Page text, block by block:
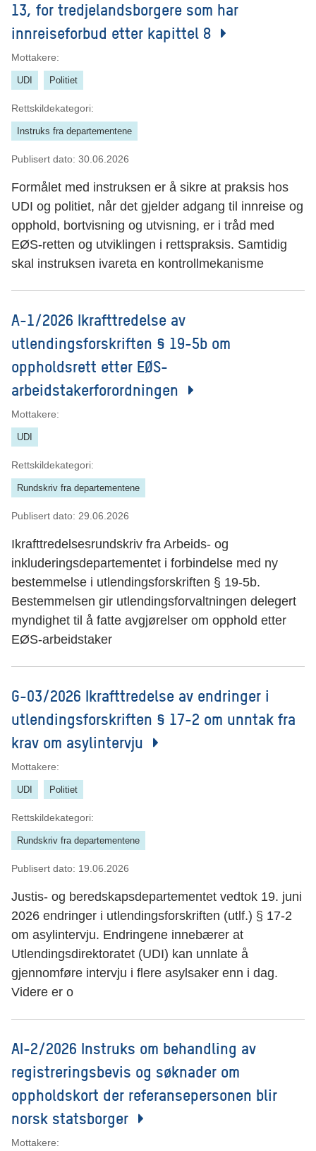
13, for tredjelandsborgere som har
innreiseforbud etter kapittel 8
Mottakere:
UDI Politiet
Rettskildekategori:
Instruks fra departementene
Publisert dato: 30.06.2026
Formålet med instruksen er å sikre at praksis hos
UDI og politiet, når det gjelder adgang til innreise og
opphold, bortvisning og utvisning, er i tråd med
EØS-retten og utviklingen i rettspraksis. Samtidig
skal instruksen ivareta en kontrollmekanisme
A-1/2026 Ikrafttredelse av
utlendingsforskriften § 19-5b om
oppholdsrett etter EØS-
arbeidstakerforordningen
Mottakere:
UDI
Rettskildekategori:
Rundskriv fra departementene
Publisert dato: 29.06.2026
Ikrafttredelsesrundskriv fra Arbeids- og
inkluderingsdepartementet i forbindelse med ny
bestemmelse i utlendingsforskriften § 19-5b.
Bestemmelsen gir utlendingsforvaltningen delegert
myndighet til å fatte avgjørelser om opphold etter
EØS-arbeidstaker
G-03/2026 Ikrafttredelse av endringer i
utlendingsforskriften § 17-2 om unntak fra
krav om asylintervju
Mottakere:
UDI Politiet
Rettskildekategori:
Rundskriv fra departementene
Publisert dato: 19.06.2026
Justis- og beredskapsdepartementet vedtok 19. juni
2026 endringer i utlendingsforskriften (utlf.) § 17-2
om asylintervju. Endringene innebærer at
Utlendingsdirektoratet (UDI) kan unnlate å
gjennomføre intervju i flere asylsaker enn i dag.
Videre er o
AI-2/2026 Instruks om behandling av
registreringsbevis og søknader om
oppholdskort der referansepersonen blir
norsk statsborger
Mottakere: